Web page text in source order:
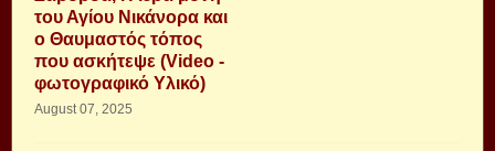
του Αγίου Νικάνορα και
ο Θαυμαστός τόπος
που ασκήτεψε (Video -
φωτογραφικό Υλικό)
August 07, 2025